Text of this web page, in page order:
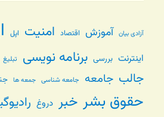
آزادی بیان آموزش اقتصاد امنیت اپل
اینترنت بررسی برنامه نویسی تبلیغ
جالب جامعه جامعه شناسی جمعه ها
حقوق بشر خبر دروغ